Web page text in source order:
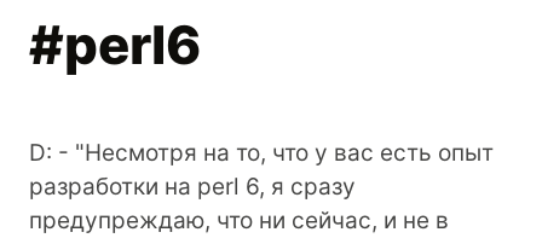
#perl6
D: - "Несмотря на то, что у вас есть опыт
разработки на perl 6, я сразу
предупреждаю, что ни сейчас, и не в